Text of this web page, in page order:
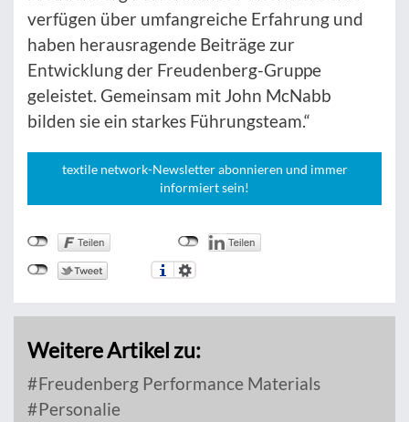
verfügen über umfangreiche Erfahrung und
haben herausragende Beiträge zur
Entwicklung der Freudenberg-Gruppe
geleistet. Gemeinsam mit John McNabb
bilden sie ein starkes Führungsteam.“
textile network-Newsletter abonnieren und immer
informiert sein!
Weitere Artikel zu:
Freudenberg Performance Materials
Personalie